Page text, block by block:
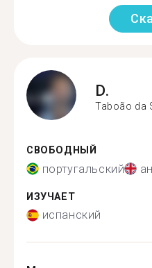
D.
Taboão da
СВОБОДНЫЙ
португальский
ИЗУЧАЕТ
испанский